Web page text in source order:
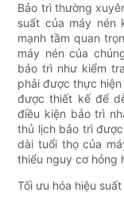
Bảo trì thường
suất của máy nén
mạnh tầm quan
máy nén của
bảo trì như kiểm
phải được thực
được thiết kế để
điều kiện bảo trì
thủ lịch bảo trì
dài tuổi thọ của
thiểu nguy cơ hỏng
Tối ưu hóa hiệu